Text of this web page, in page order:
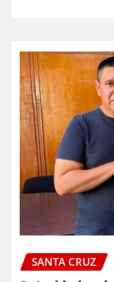
SANTA CRUZ